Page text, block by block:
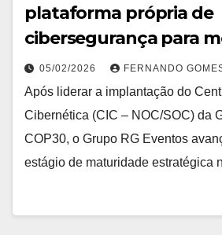
plataforma própria de
cibersegurança para
05/02/2026 FERNANDO
Após liderar a implantação do
Cibernética (CIC – NOC/SOC) da
COP30, o Grupo RG Eventos
estágio de maturidade estratégica